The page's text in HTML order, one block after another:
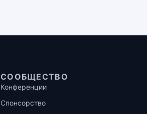
СООБЩЕСТВО
Конференции
Спонсорство